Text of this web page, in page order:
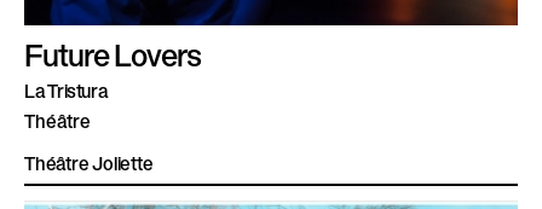
Future Lovers
La Tristura
Théâtre
Théâtre Joliette